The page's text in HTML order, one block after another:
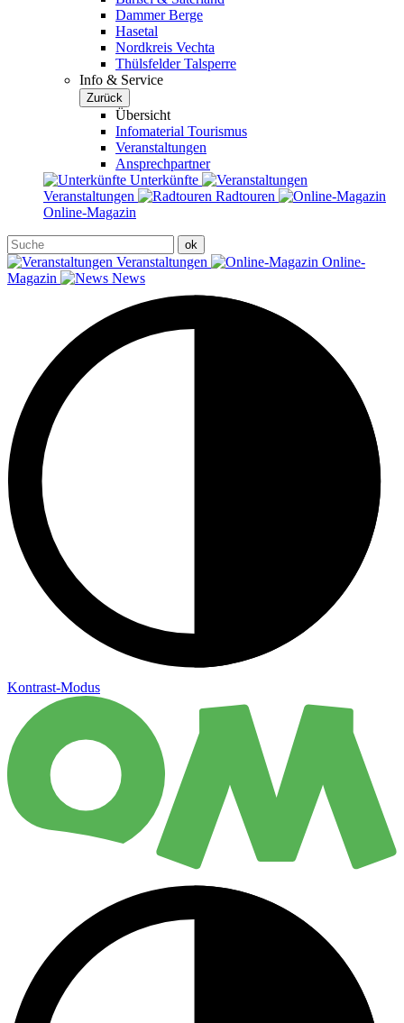
Dammer Berge
Hasetal
Nordkreis Vechta
Thülsfelder Talsperre
Info & Service
Zurück
Übersicht
Infomaterial Tourismus
Veranstaltungen
Ansprechpartner
Unterkünfte
Veranstaltungen
Radtouren
Online-Magazin
Veranstaltungen
Online-
Magazin
News
Kontrast-Modus